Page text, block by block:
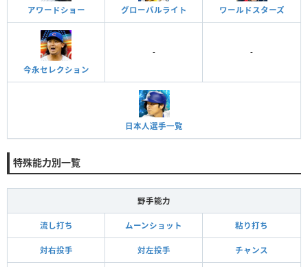
アワードショー グローバルライト ワールドスターズ
今永セレクション
- -
日本人選手一覧
特殊能力別一覧
野手能力
流し打ち ムーンショット 粘り打ち
対右投手 対左投手 チャンス